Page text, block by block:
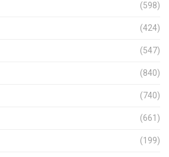
(598)
(424)
(547)
(840)
(740)
(661)
(199)